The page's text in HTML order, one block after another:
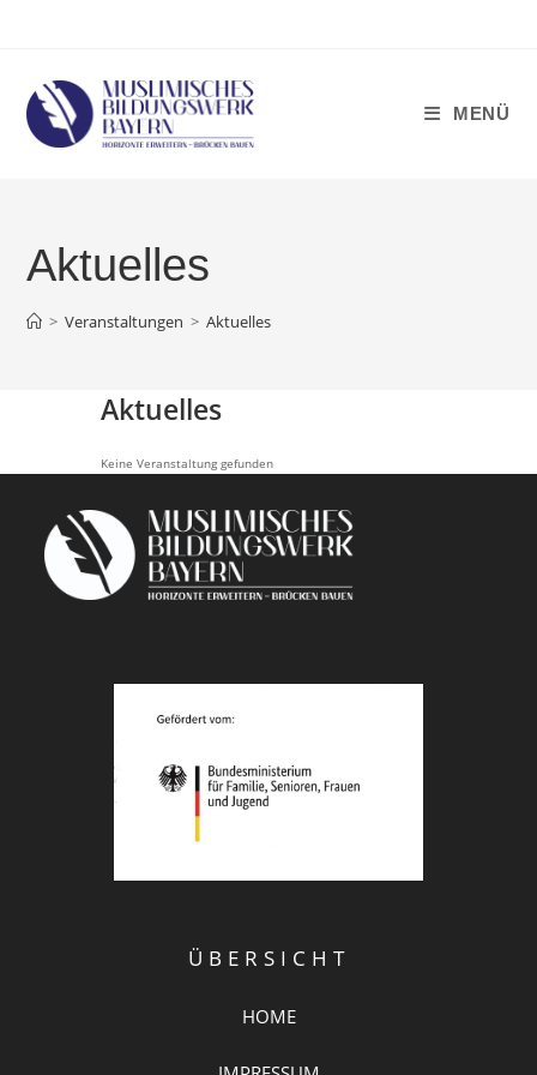
MENÜ
Aktuelles
> Veranstaltungen > Aktuelles
Aktuelles
Keine Veranstaltung gefunden
ÜBERSICHT
HOME